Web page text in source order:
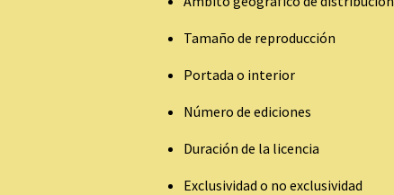
Tamaño de reproducción
Portada o interior
Número de ediciones
Duración de la licencia
Exclusividad o no exclusividad